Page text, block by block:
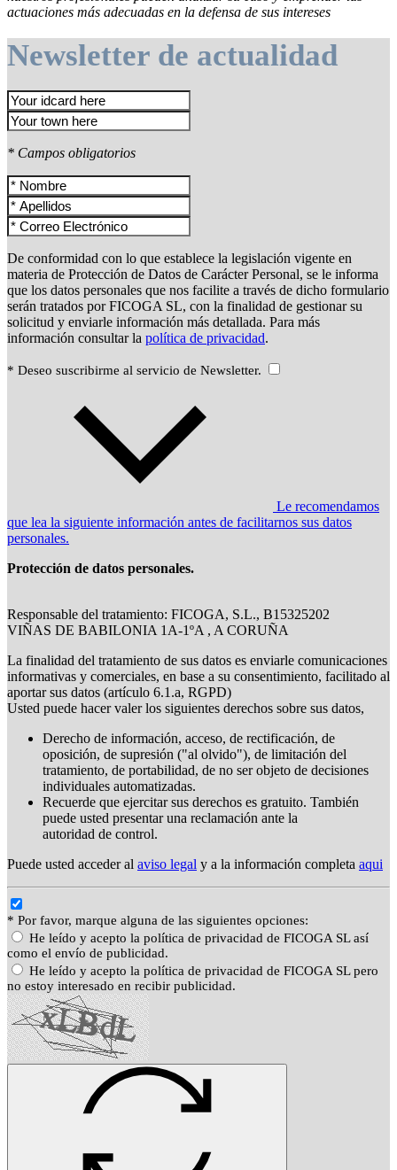
actuaciones más adecuadas en la defensa de sus intereses
Newsletter de actualidad
* Campos obligatorios
De conformidad con lo que establece la legislación vigente en
materia de Protección de Datos de Carácter Personal, se le informa
que los datos personales que nos facilite a través de dicho formulario
serán tratados por FICOGA SL, con la finalidad de gestionar su
solicitud y enviarle información más detallada. Para más
información consultar la política de privacidad.
* Deseo suscribirme al servicio de Newsletter.
Le recomendamos
que lea la siguiente información antes de facilitarnos sus datos
personales.
Protección de datos personales.
Responsable del tratamiento: FICOGA, S.L., B15325202
VIÑAS DE BABILONIA 1A-1ºA , A CORUÑA
La finalidad del tratamiento de sus datos es enviarle comunicaciones
informativas y comerciales, en base a su consentimiento, facilitado al
aportar sus datos (artículo 6.1.a, RGPD)
Usted puede hacer valer los siguientes derechos sobre sus datos,
Derecho de información, acceso, de rectificación, de
oposición, de supresión ("al olvido"), de limitación del
tratamiento, de portabilidad, de no ser objeto de decisiones
individuales automatizadas.
Recuerde que ejercitar sus derechos es gratuito. También
puede usted presentar una reclamación ante la
autoridad de control.
Puede usted acceder al aviso legal y a la información completa aqui
* Por favor, marque alguna de las siguientes opciones:
He leído y acepto la política de privacidad de FICOGA SL así
como el envío de publicidad.
He leído y acepto la política de privacidad de FICOGA SL pero
no estoy interesado en recibir publicidad.